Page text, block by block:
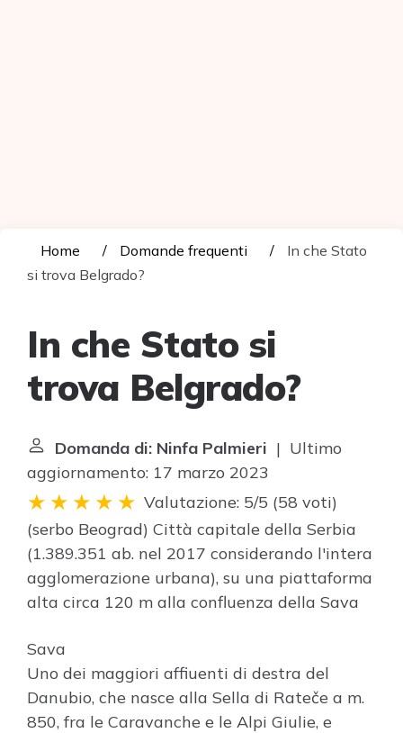
Home Domande frequenti
In che Stato
si trova Belgrado?
In che Stato si
trova Belgrado?
Domanda di: Ninfa Palmieri | Ultimo
aggiornamento: 17 marzo 2023
Valutazione: 5/5 (58 voti)
(serbo Beograd) Città capitale della Serbia
(1.389.351 ab. nel 2017 considerando l'intera
agglomerazione urbana), su una piattaforma
alta circa 120 m alla confluenza della Sava
Sava
Uno dei maggiori affiuenti di destra del
Danubio, che nasce alla Sella di Rateče a m.
850, fra le Caravanche e le Alpi Giulie, e